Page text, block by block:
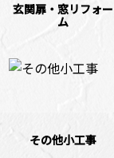
玄関扉・窓リフォー
ム
その他小工事